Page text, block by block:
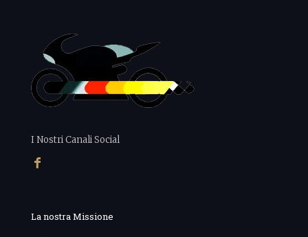
I Nostri Canali Social
La nostra Missione